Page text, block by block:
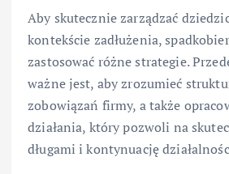
Aby skutecznie zarządzać
kontekście zadłużenia,
zastosować różne strategie.
ważne jest, aby zrozumieć
zobowiązań firmy, a także
działania, który pozwoli na
długami i kontynuację